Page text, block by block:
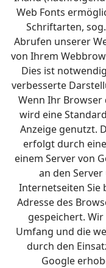
Web Fonts
Schriftarten,
Abrufen unserer
von Ihrem
Dies ist
verbesserte
Wenn Ihr
wird eine
Anzeige genutzt.
erfolgt durch
einem Server von
an den
Internetseiten Sie
Adresse des
gespeichert.
Umfang und die
durch den
Google